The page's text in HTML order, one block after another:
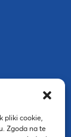
pliki cookie,
Zgoda na te